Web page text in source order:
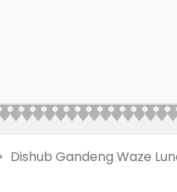
Dishub Gandeng Waze